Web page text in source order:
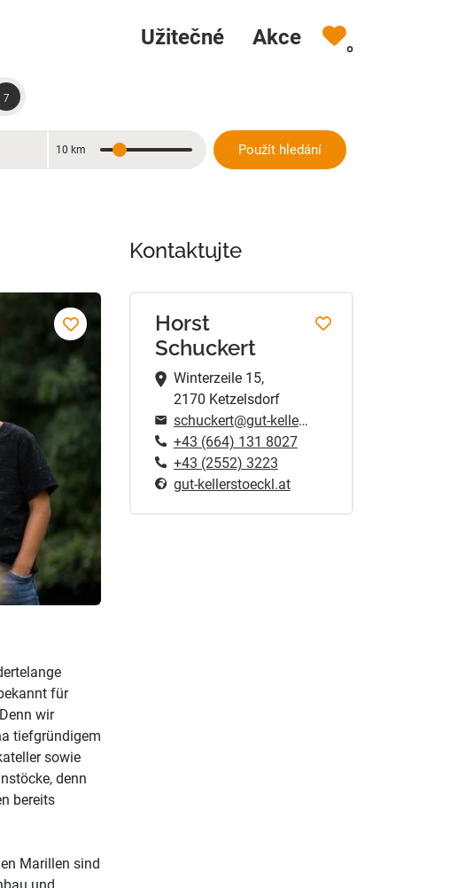
Užitečné Akce 0
7
Vzdálenost
10 km Použít hledání
für
wir
tiefgründigem
sowie
denn
bereits
Marillen sind
und
Kontaktujte
Horst
Schuckert
Winterzeile 15,
2170 Ketzelsdorf
schuckert@gut-kellerstoeckl.at
+43 (664) 131 8027
+43 (2552) 3223
gut-kellerstoeckl.at